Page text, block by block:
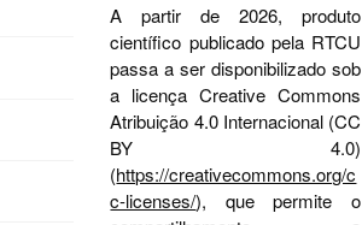
A partir de 2026, produto
científico publicado pela RTCU
passa a ser disponibilizado sob
a licença Creative Commons
Atribuição 4.0 Internacional (CC
BY 4.0)
(https://creativecommons.org/c
c-licenses/), que permite o